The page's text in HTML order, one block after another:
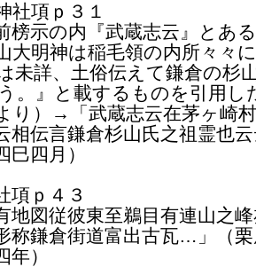
社項ｐ３１
榜示の内『武蔵志云』とあ
大明神は稲毛領の内所々々
未詳、土俗伝えて鎌倉の杉
。』と載するものを引用し
り）→「武蔵志云在茅ヶ崎
相伝言鎌倉杉山氏之祖霊也
巳四月）
項ｐ４３
地図従彼東至鵜目有連山之
称鎌倉街道富出古瓦…」（
）